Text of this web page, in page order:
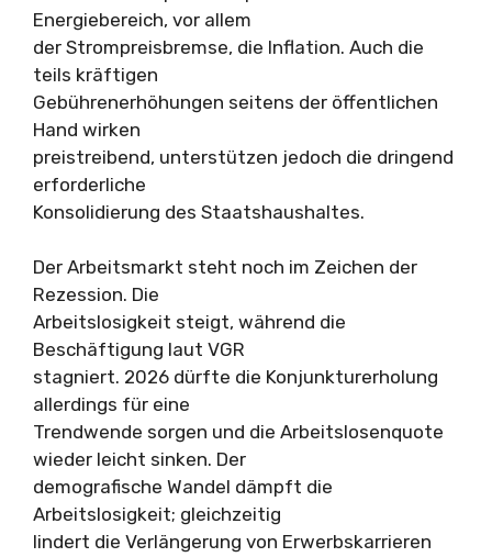
Energiebereich, vor allem
der Strompreisbremse, die Inflation. Auch die
teils kräftigen
Gebührenerhöhungen seitens der öffentlichen
Hand wirken
preistreibend, unterstützen jedoch die dringend
erforderliche
Konsolidierung des Staatshaushaltes.
Der Arbeitsmarkt steht noch im Zeichen der
Rezession. Die
Arbeitslosigkeit steigt, während die
Beschäftigung laut VGR
stagniert. 2026 dürfte die Konjunkturerholung
allerdings für eine
Trendwende sorgen und die Arbeitslosenquote
wieder leicht sinken. Der
demografische Wandel dämpft die
Arbeitslosigkeit; gleichzeitig
lindert die Verlängerung von Erwerbskarrieren